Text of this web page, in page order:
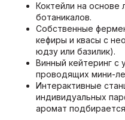
Коктейли на основе
ботаникалов.
Собственные
кефиры и квасы с
юдзу или базилик).
Винный кейтеринг с
проводящих мини-
Интерактивные
индивидуальных
аромат